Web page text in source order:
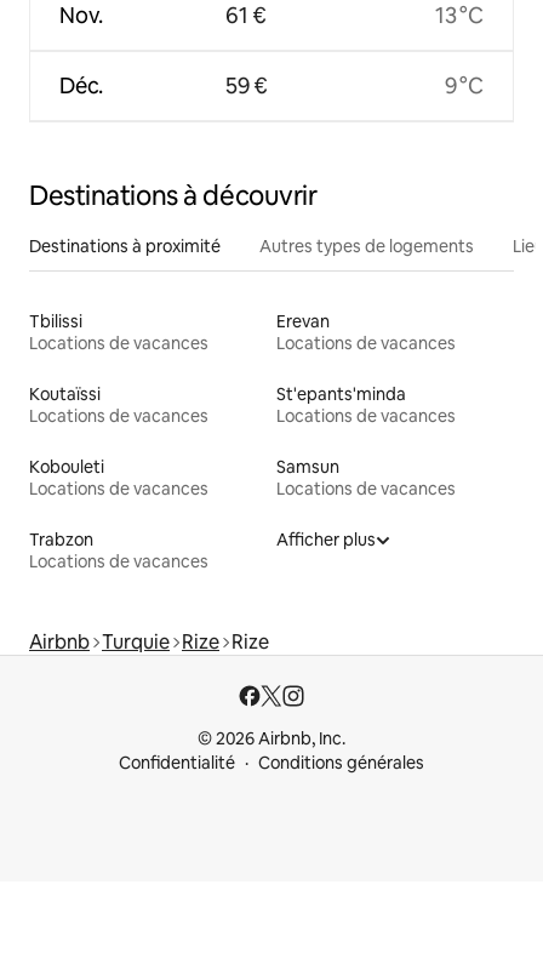
Nov.
Déc.
61 €
59 €
13 °C
9 °C
Destinations à découvrir
Destinations à proximité Autres types de logements
Tbilissi
Locations de vacances
Erevan
Locations de vacances
Koutaïssi
Locations de vacances
St'epants'minda
Locations de vacances
Kobouleti
Locations de vacances
Samsun
Locations de vacances
Trabzon
Locations de vacances
Afficher plus
Airbnb Turquie Rize Rize
© 2026 Airbnb, Inc.
Confidentialité
Conditions générales